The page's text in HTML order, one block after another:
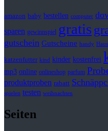
amazon baby bestellen computer
sparen gewinnspiel gratis
gutschein Gutscheine handy
katzenfutter kind kinder kostenfrei
mp3 online onlineshop parfum
produktproben rabatt
spielen testen weihnachten
Seiten